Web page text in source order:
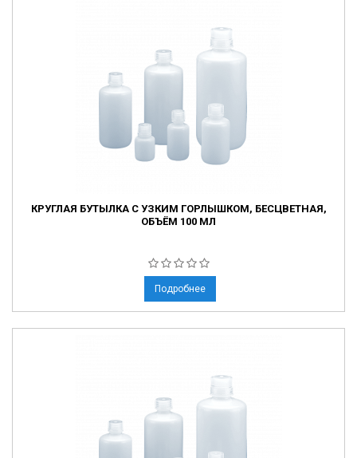
КРУГЛАЯ БУТЫЛКА С УЗКИМ ГОРЛЫШКОМ, БЕСЦВЕТНАЯ,
ОБЪЁМ 100 МЛ
Подробнее